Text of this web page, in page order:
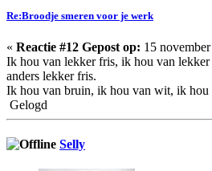
Re:Broodje smeren voor je werk
« Reactie #12 Gepost op: 15
Ik hou van lekker fris, ik hou van
anders lekker fris.
Ik hou van bruin, ik hou van wit, ik hou
Gelogd
Selly